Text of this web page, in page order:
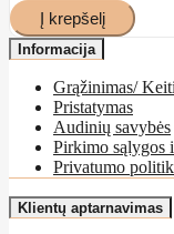
Informacija
Grąžinimas/
Pristatymas
Audinių savybės
Pirkimo sąlygos
Privatumo
Klientų aptarnavimas